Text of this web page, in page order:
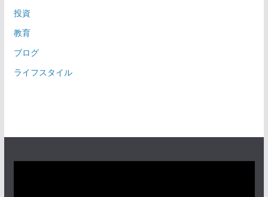
投資
教育
ブログ
ライフスタイル